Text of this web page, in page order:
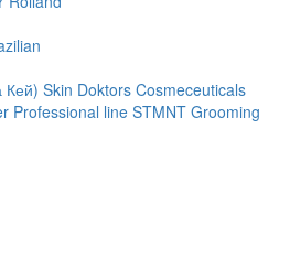
Кей) Skin Doktors Cosmeceuticals
Professional line STMNT Grooming